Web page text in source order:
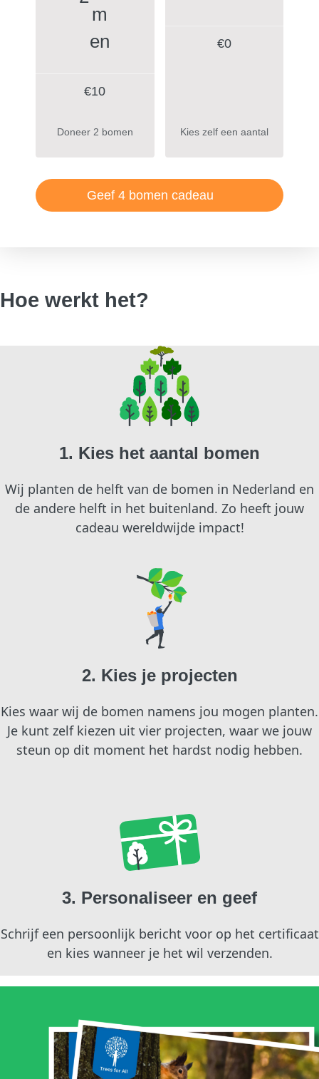
€10
Doneer 2 bomen
€0
Kies zelf een aantal
Geef 4 bomen cadeau
Hoe werkt het?
1. Kies het aantal bomen
Wij planten de helft van de bomen in Nederland en
de andere helft in het buitenland. Zo heeft jouw
cadeau wereldwijde impact!
2. Kies je projecten
Kies waar wij de bomen namens jou mogen planten.
Je kunt zelf kiezen uit vier projecten, waar we jouw
steun op dit moment het hardst nodig hebben.
3. Personaliseer en geef
Schrijf een persoonlijk bericht voor op het certificaat
en kies wanneer je het wil verzenden.